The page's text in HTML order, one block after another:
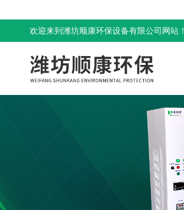
欢迎来到潍坊顺康环保设备有限公司网站！